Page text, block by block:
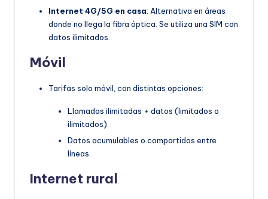
Internet 4G/5G en casa: Alternativa en áreas
donde no llega la fibra óptica. Se utiliza una SIM con
datos ilimitados.
Móvil
Tarifas solo móvil, con distintas opciones:
Llamadas ilimitadas + datos (limitados o
ilimitados).
Datos acumulables o compartidos entre
líneas.
Internet rural